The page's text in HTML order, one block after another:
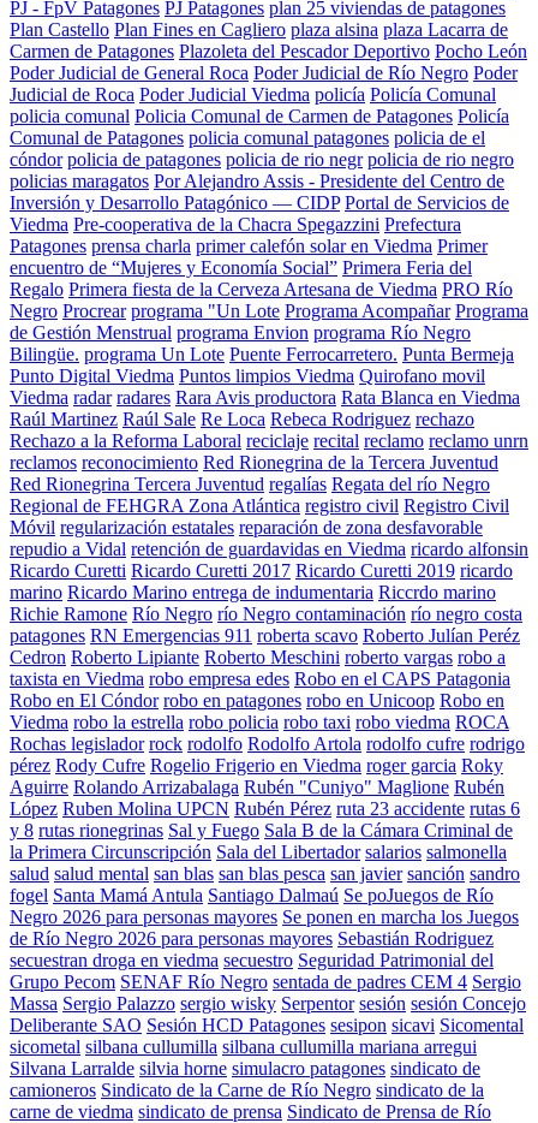
PJ - FpV Patagones PJ Patagones plan 25 viviendas de patagones
Plan Castello Plan Fines en Cagliero plaza alsina plaza Lacarra de
Carmen de Patagones Plazoleta del Pescador Deportivo Pocho León
Poder Judicial de General Roca Poder Judicial de Río Negro Poder
Judicial de Roca Poder Judicial Viedma policía Policía Comunal
policia comunal Policia Comunal de Carmen de Patagones Policía
Comunal de Patagones policia comunal patagones policia de el
cóndor policia de patagones policia de rio negr policia de rio negro
policias maragatos Por Alejandro Assis - Presidente del Centro de
Inversión y Desarrollo Patagónico — CIDP Portal de Servicios de
Viedma Pre-cooperativa de la Chacra Spegazzini Prefectura
Patagones prensa charla primer calefón solar en Viedma Primer
encuentro de “Mujeres y Economía Social” Primera Feria del
Regalo Primera fiesta de la Cerveza Artesana de Viedma PRO Río
Negro Procrear programa "Un Lote Programa Acompañar Programa
de Gestión Menstrual programa Envion programa Río Negro
Bilingüe. programa Un Lote Puente Ferrocarretero. Punta Bermeja
Punto Digital Viedma Puntos limpios Viedma Quirofano movil
Viedma radar radares Rara Avis productora Rata Blanca en Viedma
Raúl Martinez Raúl Sale Re Loca Rebeca Rodriguez rechazo
Rechazo a la Reforma Laboral reciclaje recital reclamo reclamo unrn
reclamos reconocimiento Red Rionegrina de la Tercera Juventud
Red Rionegrina Tercera Juventud regalías Regata del río Negro
Regional de FEHGRA Zona Atlántica registro civil Registro Civil
Móvil regularización estatales reparación de zona desfavorable
repudio a Vidal retención de guardavidas en Viedma ricardo alfonsin
Ricardo Curetti Ricardo Curetti 2017 Ricardo Curetti 2019 ricardo
marino Ricardo Marino entrega de indumentaria Riccrdo marino
Richie Ramone Río Negro río Negro contaminación río negro costa
patagones RN Emergencias 911 roberta scavo Roberto Julían Peréz
Cedron Roberto Lipiante Roberto Meschini roberto vargas robo a
taxista en Viedma robo empresa edes Robo en el CAPS Patagonia
Robo en El Cóndor robo en patagones robo en Unicoop Robo en
Viedma robo la estrella robo policia robo taxi robo viedma ROCA
Rochas legislador rock rodolfo Rodolfo Artola rodolfo cufre rodrigo
pérez Rody Cufre Rogelio Frigerio en Viedma roger garcia Roky
Aguirre Rolando Arrizabalaga Rubén "Cuniyo" Maglione Rubén
López Ruben Molina UPCN Rubén Pérez ruta 23 accidente rutas 6
y 8 rutas rionegrinas Sal y Fuego Sala B de la Cámara Criminal de
la Primera Circunscripción Sala del Libertador salarios salmonella
salud salud mental san blas san blas pesca san javier sanción sandro
fogel Santa Mamá Antula Santiago Dalmaú Se poJuegos de Río
Negro 2026 para personas mayores Se ponen en marcha los Juegos
de Río Negro 2026 para personas mayores Sebastián Rodriguez
secuestran droga en viedma secuestro Seguridad Patrimonial del
Grupo Pecom SENAF Río Negro sentada de padres CEM 4 Sergio
Massa Sergio Palazzo sergio wisky Serpentor sesión sesión Concejo
Deliberante SAO Sesión HCD Patagones sesipon sicavi Sicomental
sicometal silbana cullumilla silbana cullumilla mariana arregui
Silvana Larralde silvia horne simulacro patagones sindicato de
camioneros Sindicato de la Carne de Río Negro sindicato de la
carne de viedma sindicato de prensa Sindicato de Prensa de Río